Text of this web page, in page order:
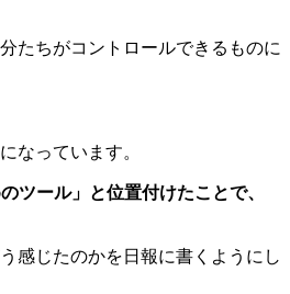
たちがコントロールできるものに
なっています。
ツール」と位置付けたことで、
感じたのかを日報に書くようにし